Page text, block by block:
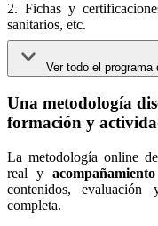
2. Fichas y
sanitarios, etc.
Ver todo el programa
Una metodología
formación y
La metodología online
real y acompañamiento
contenidos, evaluación
completa.